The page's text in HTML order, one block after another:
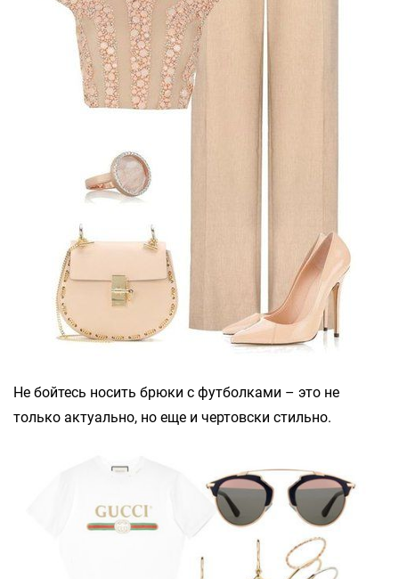
Не бойтесь носить брюки с футболками – это не
только актуально, но еще и чертовски стильно.